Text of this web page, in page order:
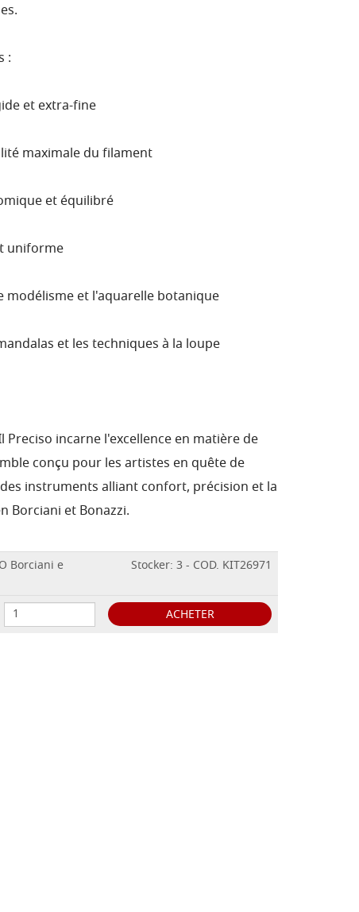
:
et extra-fine
maximale du filament
et équilibré
uniforme
modélisme et l'aquarelle botanique
et les techniques à la loupe
incarne l'excellence en matière de
conçu pour les artistes en quête de
instruments alliant confort, précision et la
Borciani et Bonazzi.
Borciani e
Stocker: 3 - COD. KIT26971
ACHETER